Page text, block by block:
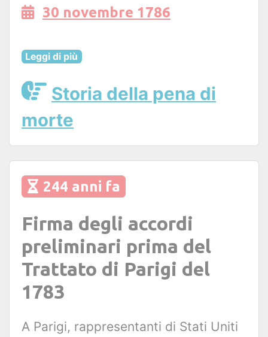
30 novembre 1786
Leggi di più
Storia della pena di
morte
244 anni fa
Firma degli accordi
preliminari prima del
Trattato di Parigi del
1783
A Parigi, rappresentanti di Stati Uniti